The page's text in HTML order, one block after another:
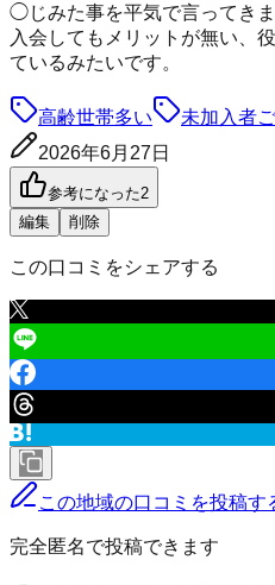
◯じみた事を平気で言ってき
入会してもメリットが無い、
ているみたいです。
高齢世帯多い 未加入者
2026年6月27日
参考になった2
編集
削除
この口コミをシェアする
この地域の口コミを投稿す
完全匿名で投稿できます